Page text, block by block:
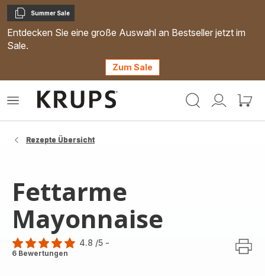
Kopieren
Summer Sale
Entdecken Sie eine große Auswahl an Bestseller jetzt im
Sale.
Zum Sale
Mein
Mein
Das
Rezepte Übersicht
Fettarme
Mayonnaise
ratings.4.8
4.8 /5 -
6 Bewertungen